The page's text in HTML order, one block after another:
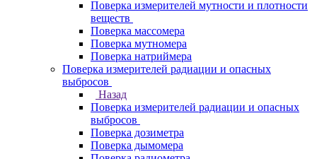
Поверка измерителей мутности и плотности
веществ
Поверка массомера
Поверка мутномера
Поверка натриймера
Поверка измерителей радиации и опасных
выбросов
Назад
Поверка измерителей радиации и опасных
выбросов
Поверка дозиметра
Поверка дымомера